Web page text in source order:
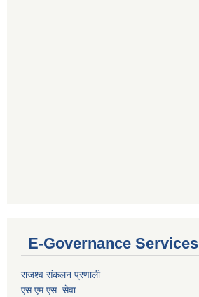
E-Governance Services
राजश्व संकलन प्रणाली
एस.एम.एस. सेवा